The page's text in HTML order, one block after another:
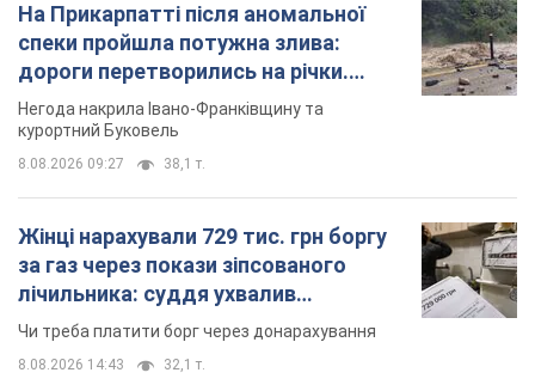
На Прикарпатті після аномальної
спеки пройшла потужна злива:
дороги перетворились на річки.
Відео
Негода накрила Івано-Франківщину та
курортний Буковель
8.08.2026 09:27 38,1 т.
Жінці нарахували 729 тис. грн боргу
за газ через покази зіпсованого
лічильника: суддя ухвалив
неочікуване рішення
Чи треба платити борг через донарахування
8.08.2026 14:43 32,1 т.